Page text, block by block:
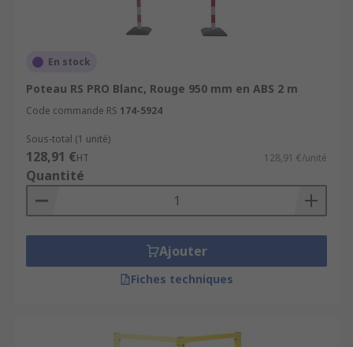
En stock
Poteau RS PRO Blanc, Rouge 950 mm en ABS 2 m
Code commande RS 174-5924
Sous-total (1 unité)
128,91 €HT 128,91 €/unité
Quantité
Ajouter
Fiches techniques